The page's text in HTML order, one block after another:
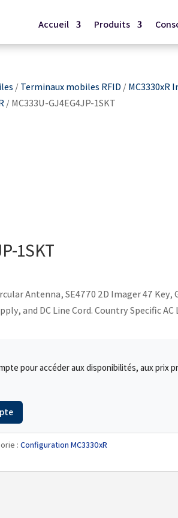
Accueil Produits
/Terminaux mobiles RFID/MC3330xR
/ MC333U-GJ4EG4JP-1SKT
1SKT
Antenna, SE4770 2D Imager 47 Key,
and DC Line Cord. Country Specific AC
pour accéder aux disponibilités, aux prix
:Configuration MC3330xR